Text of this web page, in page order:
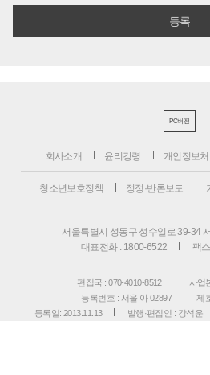
PC버전
회사소개 윤리강령 개인정보
청소년보호정책 정정·반론보도
서울특별시 성동구 성수일로 39-34
대표전화 : 1800-6522
팩
편집국 : 070-4010-8512
사업
등록번호 : 서울 아 02897
제
등록일: 2013.11.13
발행·편집인 : 강석운